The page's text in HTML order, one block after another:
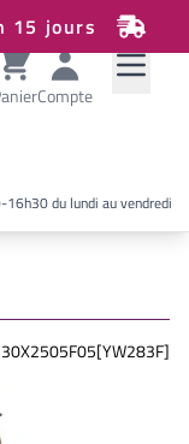
15 jours
Compte
du lundi au vendredi